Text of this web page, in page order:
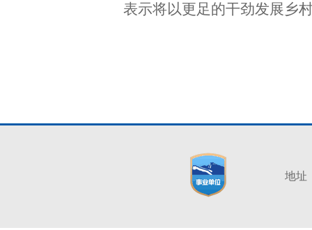
表示将以更足的干劲发展乡
地址